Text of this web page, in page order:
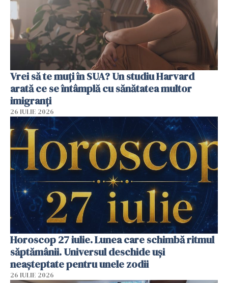
Vrei să te muți în SUA? Un studiu Harvard
arată ce se întâmplă cu sănătatea multor
imigranți
26 IULIE 2026
Horoscop 27 iulie. Lunea care schimbă ritmul
săptămânii. Universul deschide uși
neașteptate pentru unele zodii
26 IULIE 2026